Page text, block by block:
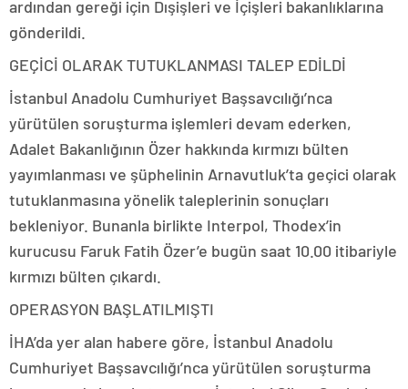
ardından gereği için Dışişleri ve İçişleri bakanlıklarına
gönderildi.
GEÇİCİ OLARAK TUTUKLANMASI TALEP EDİLDİ
İstanbul Anadolu Cumhuriyet Başsavcılığı’nca
yürütülen soruşturma işlemleri devam ederken,
Adalet Bakanlığının Özer hakkında kırmızı bülten
yayımlanması ve şüphelinin Arnavutluk’ta geçici olarak
tutuklanmasına yönelik taleplerinin sonuçları
bekleniyor. Bunanla birlikte Interpol, Thodex’in
kurucusu Faruk Fatih Özer’e bugün saat 10.00 itibariyle
kırmızı bülten çıkardı.
OPERASYON BAŞLATILMIŞTI
İHA’da yer alan habere göre, İstanbul Anadolu
Cumhuriyet Başsavcılığı’nca yürütülen soruşturma